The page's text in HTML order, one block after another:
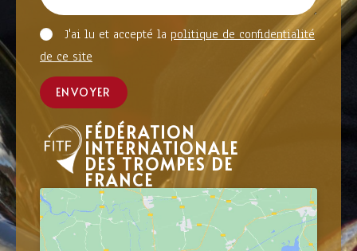
J'ai lu et accepté la politique de confidentialité
de ce site
ENVOYER
FÉDÉRATION
INTERNATIONALE
DES TROMPES DE
FRANCE